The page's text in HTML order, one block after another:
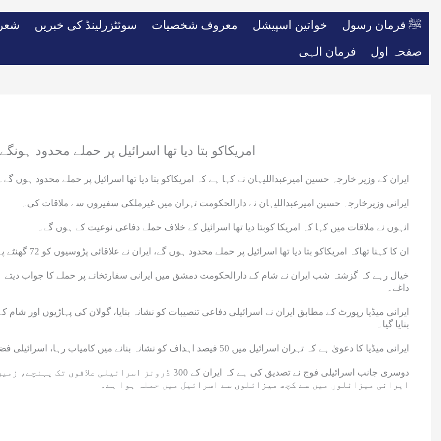
سوئٹزرلینڈ کی خبریں معروف شخصیات خواتین اسپیشل ﷺ فرمان رسول
فرمان الہی صفحہ اول
امریکاکو بتا دیا تھا اسرائیل پر حملے محدود
ایران کے وزیر خارجہ حسین امیرعبداللیہان نے کہا ہے کہ امریکاکو بتا دیا تھا اسرائیل پر حملے محدود ہوں گے۔
ایرانی وزیرخارجہ حسین امیرعبداللیہان نے دارالحکومت تہران میں غیرملکی سفیروں سے ملاقات کی۔
انہوں نے ملاقات میں کہا کہ امریکا کوبتا دیا تھا اسرائیل کے خلاف حملے دفاعی نوعیت کے ہوں گے۔
ان کا کہنا تھاکہ امریکاکو بتا دیا تھا اسرائیل پر حملے محدود ہوں گے، ایران نے علاقائی پڑوسیوں کو 72 گھنٹے پہلے اسرائیل پر حملے کا بتا دیا تھا۔
داغے۔
ایرانی میڈیا رپورٹ کے مطابق ایران نے اسرائیلی دفاعی تنصیبات کو نشانہ بنایا، گولان کی پہاڑیوں اور
بنایا گیا۔
ایرانی میڈیا کا دعویٰ ہے کہ تہران اسرائیل میں 50 فیصد اہداف کو نشانہ بنانے میں کامیاب رہا، اسرائیلی فضائی اڈے کو خیبر میزائلوں سے ٹارگٹ کیا گیا۔
دوسری جانب اسرائیلی فوج نے تصدیق کی ہے کہ ایران کے 300 ڈرونز
ایرانی میزائلوں میں سے کچھ میزائلوں سے اسرائیل میں حملہ ہوا ہے۔